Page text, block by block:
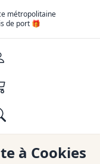
métropolitaine
de port 🎁
à Cookies